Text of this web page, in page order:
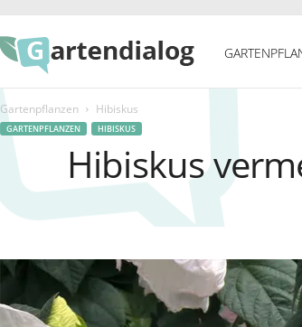
t
Gartenpflanzen Hibiskus
GARTENPFLANZEN HIBISKUS
Hibiskus